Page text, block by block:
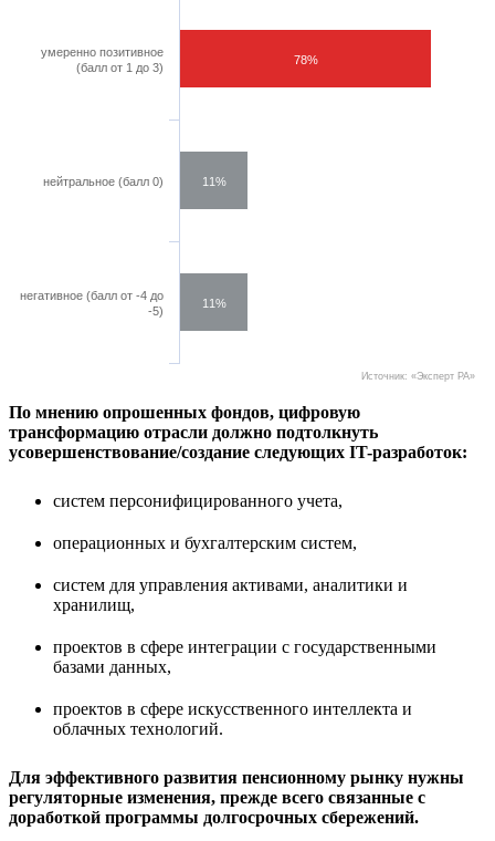
11%
11%
78%
умеренно позитивное
(балл от 1 до 3)
нейтральное (балл 0)
негативное (балл от -4 до
-5)
Источник: «Эксперт РА»
По мнению опрошенных фондов, цифровую
трансформацию отрасли должно подтолкнуть
усовершенствование/создание следующих IT-разработок:
систем персонифицированного учета,
операционных и бухгалтерским систем,
систем для управления активами, аналитики и
хранилищ,
проектов в сфере интеграции с государственными
базами данных,
проектов в сфере искусственного интеллекта и
облачных технологий.
Для эффективного развития пенсионному рынку нужны
регуляторные изменения, прежде всего связанные с
доработкой программы долгосрочных сбережений.